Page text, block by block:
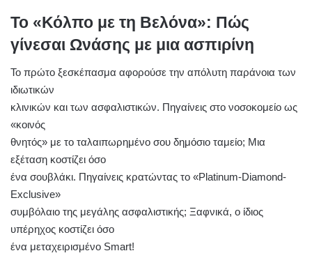
Το «Κόλπο με τη Βελόνα»: Πώς
γίνεσαι Ωνάσης με μια ασπιρίνη
Το πρώτο ξεσκέπασμα αφορούσε την απόλυτη παράνοια των
ιδιωτικών
κλινικών και των ασφαλιστικών. Πηγαίνεις στο νοσοκομείο ως
«κοινός
θνητός» με το ταλαιπωρημένο σου δημόσιο ταμείο; Μια
εξέταση κοστίζει όσο
ένα σουβλάκι. Πηγαίνεις κρατώντας το «Platinum-Diamond-
Exclusive»
συμβόλαιο της μεγάλης ασφαλιστικής; Ξαφνικά, ο ίδιος
υπέρηχος κοστίζει όσο
ένα μεταχειρισμένο Smart!